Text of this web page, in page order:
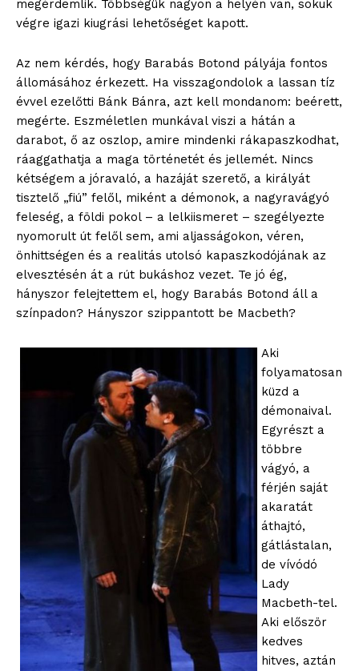
megérdemlik. Többségük nagyon a helyén van, sokuk
végre igazi kiugrási lehetőséget kapott.
Az nem kérdés, hogy Barabás Botond pályája fontos
állomásához érkezett. Ha visszagondolok a lassan tíz
évvel ezelőtti Bánk Bánra, azt kell mondanom: beérett,
megérte. Eszméletlen munkával viszi a hátán a
darabot, ő az oszlop, amire mindenki rákapaszkodhat,
ráaggathatja a maga történetét és jellemét. Nincs
kétségem a jóravaló, a hazáját szerető, a királyát
tisztelő „fiú” felől, miként a démonok, a nagyravágyó
feleség, a földi pokol – a lelkiismeret – szegélyezte
nyomorult út felől sem, ami aljasságokon, véren,
önhittségen és a realitás utolsó kapaszkodójának az
elvesztésén át a rút bukáshoz vezet. Te jó ég,
hányszor felejtettem el, hogy Barabás Botond áll a
színpadon? Hányszor szippantott be Macbeth?
Aki
folyamatosan
küzd a
démonaival.
Egyrészt a
többre
vágyó, a
férjén saját
akaratát
áthajtó,
gátlástalan,
de vívódó
Lady
Macbeth-tel.
Aki először
kedves
hitves, aztán